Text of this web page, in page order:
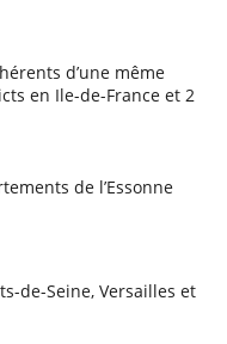
d’une même
en Ile-de-France et 2
de l’Essonne
de-Seine, Versailles et